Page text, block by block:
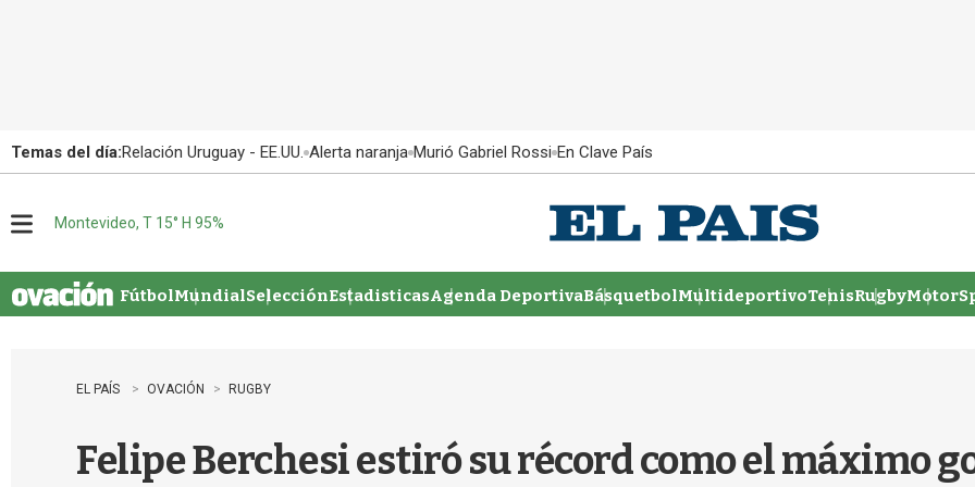
Temas del día:Relación Uruguay - EE.UU. Alerta naranja Murió Gabriel Rossi En Clave País
u
Montevideo, T 15° H 95%
FútbolMundialSelecciónEstadisticasAgenda DeportivaBásquetbolMultideportivoTenisRugby
EL PAÍS OVACIÓN RUGBY
Felipe Berchesi estiró su récord como el máximo